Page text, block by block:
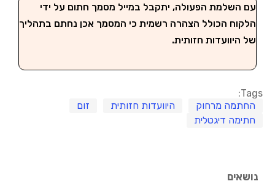
נושאים
עם השלמת הפעולה, יתקבל במייל מסמך חתום על ידי
הלקוח הכולל הצהרה רשמית כי המסמך אכן נחתם בתהליך
של היוועדות חזותית.
Tags:
החתמה מרחוק
היוועדות חזותית
זום
חתימה דיגטלית